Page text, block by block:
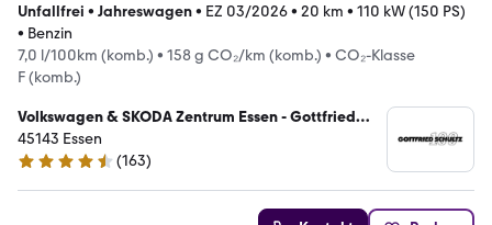
Unfallfrei • Jahreswagen• EZ 03/2026• 20 km • 110 kW (150 PS)
• Benzin
7,0 l/100km (komb.) • 158 g CO₂/km (komb.) • CO₂-Klasse
F (komb.)
Volkswagen & SKODA Zentrum Essen - Gottfried
Schultz Automobilhandels SE
45143 Essen
4.7 Sterne
(163)